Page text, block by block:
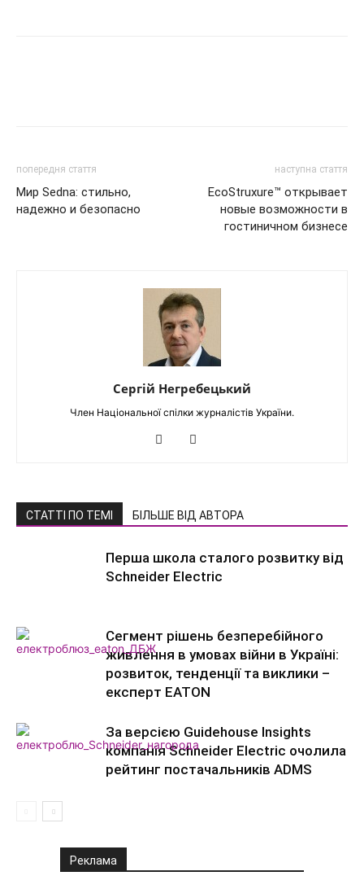
попередня стаття
Мир Sedna: стильно,
надежно и безопасно
наступна стаття
EcoStruxure™ открывает
новые возможности в
гостиничном бизнесе
Сергій Негребецький
Член Національної спілки журналістів України.
СТАТТІ ПО ТЕМІ БІЛЬШЕ ВІД АВТОРА
Перша школа сталого розвитку від
Schneider Electric
Сегмент рішень безперебійного
живлення в умовах війни в Україні:
розвиток, тенденції та виклики –
експерт EATON
За версією Guidehouse Insights
компанія Schneider Electric очолила
рейтинг постачальників ADMS
Реклама